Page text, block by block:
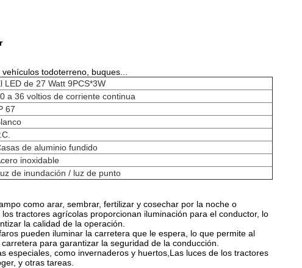
todoterreno, buques...
LED de 27 Watt 9PCS*3W
a 36 voltios de corriente continua
67
de aluminio fundido
inoxidable
de inundación / luz de punto
como arar, sembrar, fertilizar y cosechar por la noche o
tractores agrícolas proporcionan iluminación para el conductor, lo
la calidad de la operación.
pueden iluminar la carretera que le espera, lo que permite al
para garantizar la seguridad de la conducción.
especiales, como invernaderos y huertos,Las luces de los tractores
y otras tareas.